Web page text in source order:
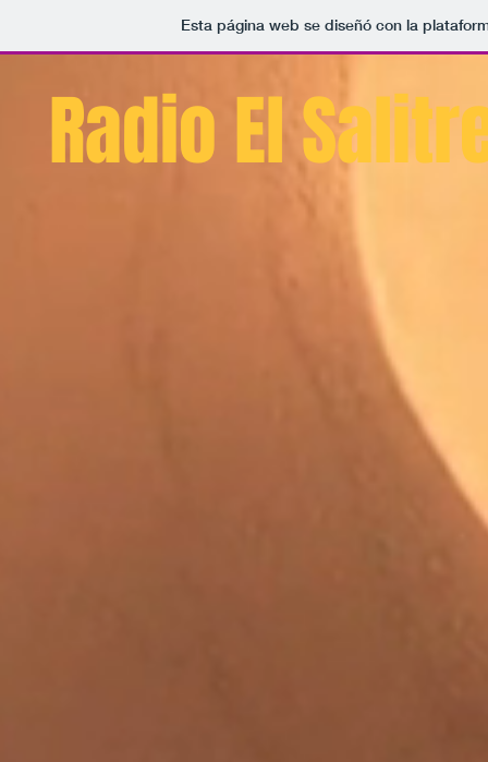
Esta página web se diseñó con la
RadioEl